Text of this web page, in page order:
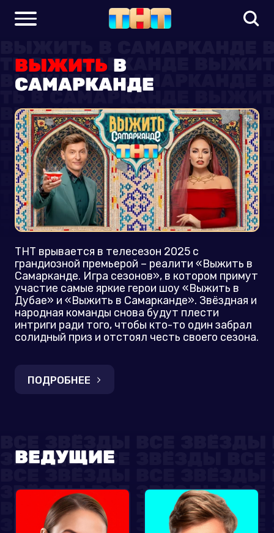
ВЫЖИТЬ В
САМАРКАНДЕ
ТНТ врывается в телесезон 2025 с
грандиозной премьерой – реалити «Выжить в
Самарканде. Игра сезонов», в котором примут
участие самые яркие герои шоу «Выжить в
Дубае» и «Выжить в Самарканде». Звёздная и
народная команды снова будут плести
интриги ради того, чтобы кто-то один забрал
солидный приз и отстоял честь своего сезона.
ПОДРОБНЕЕ
ВЕДУЩИЕ